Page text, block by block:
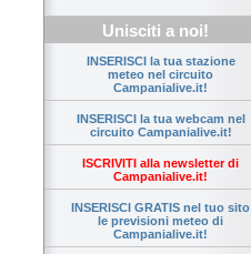
Unisciti a noi!
INSERISCI la tua stazione
meteo nel circuito
Campanialive.it!
INSERISCI la tua webcam nel
circuito Campanialive.it!
ISCRIVITI alla newsletter di
Campanialive.it!
INSERISCI GRATIS nel tuo sito
le previsioni meteo di
Campanialive.it!